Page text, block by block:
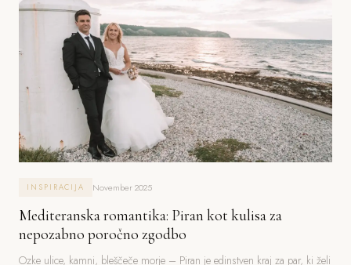
INSPIRACIJA November 2025
Mediteranska romantika: Piran kot kulisa za
nepozabno poročno zgodbo
Ozke ulice, kamni, bleščeče morje – Piran je edinstven kraj za par, ki želi